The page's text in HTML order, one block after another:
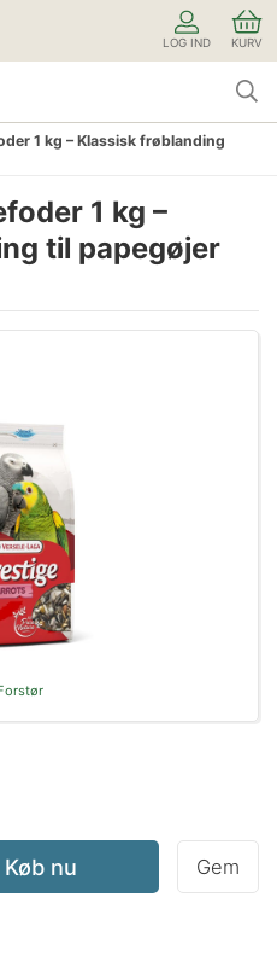
LOG IND KURV
1 kg – Klassisk frøblanding
1 kg –
til papegøjer
Køb nu Gem